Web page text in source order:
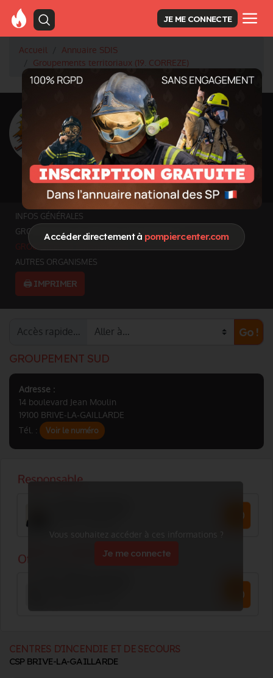
Accéder directement à pompiercenter.com
JE ME CONNECTE
Accueil
Annuaire SDIS
Groupements territoriaux (19. CORREZE)
<Retour à la liste des SDIS
SDIS Corrèze à Tulle
(19)
DépartementCORREZE
5 857 km² - 250 077 habitants
Informations mises à jour le 15 juil. 2026
INFOS GÉNÉRALES
GROUPEMENTS ET SERVICES FONCTIONNELS
GROUPEMENTS TERRITORIAUX
AUTRES ORGANISMES
🖨️ IMPRIMER
Accès rapide… Go !
GROUPEMENT SUD
Adresse :
14 boulevard Jean Moulin
19100 BRIVE-LA-GAILLARDE
Tél. :
Voir le numéro
Vous souhaitez accéder à ces informations ?
Je me connecte
CENTRES D'INCENDIE ET DE SECOURS
CSP BRIVE-LA-GAILLARDE